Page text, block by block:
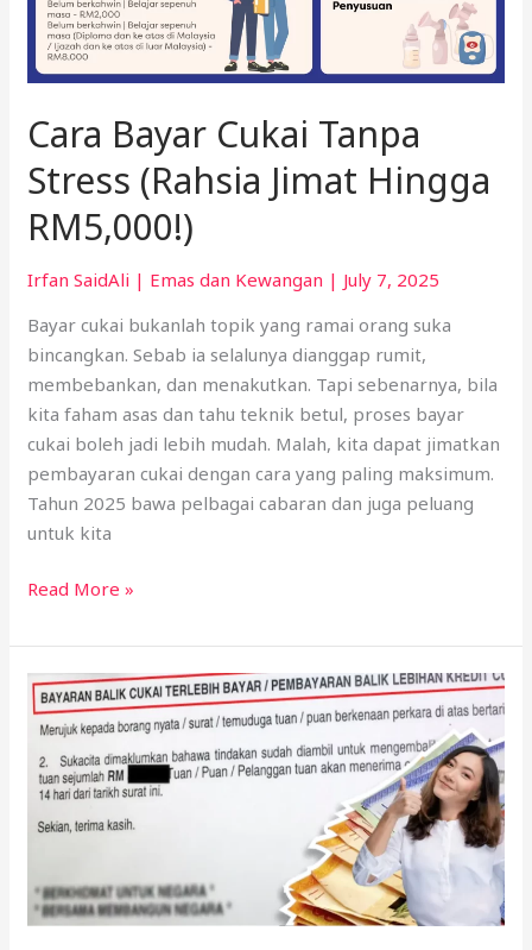
Cara Bayar Cukai Tanpa
Stress (Rahsia Jimat Hingga
RM5,000!)
Irfan SaidAli | Emas dan Kewangan | July 7, 2025
Bayar cukai bukanlah topik yang ramai orang suka
bincangkan. Sebab ia selalunya dianggap rumit,
membebankan, dan menakutkan. Tapi sebenarnya, bila
kita faham asas dan tahu teknik betul, proses bayar
cukai boleh jadi lebih mudah. Malah, kita dapat jimatkan
pembayaran cukai dengan cara yang paling maksimum.
Tahun 2025 bawa pelbagai cabaran dan juga peluang
untuk kita
Read More »
Cukai
Emas
Malaysia
2025:
Wajib